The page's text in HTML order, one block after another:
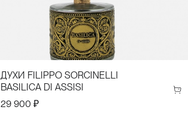
ДУХИ FILIPPO SORCINELLI
BASILICA DI ASSISI
29 900 ₽